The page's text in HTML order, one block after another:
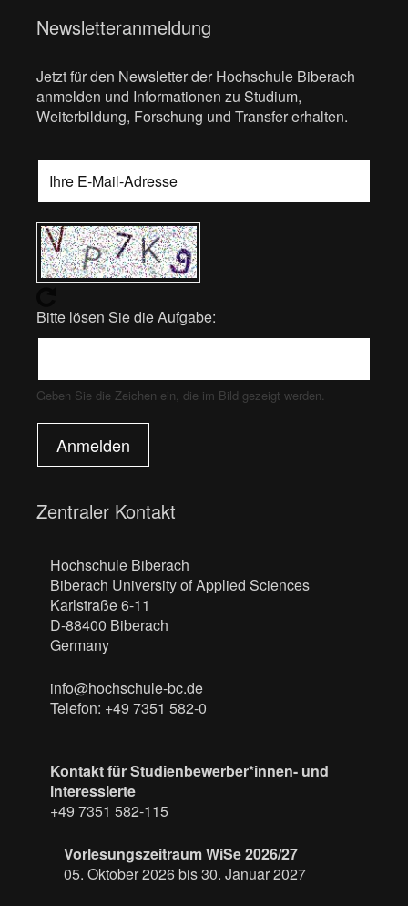
Newsletteranmeldung
Jetzt für den Newsletter der Hochschule Biberach
anmelden und Informationen zu Studium,
Weiterbildung, Forschung und Transfer erhalten.
Bitte lösen Sie die Aufgabe:
Geben Sie die Zeichen ein, die im Bild gezeigt werden.
Anmelden
Zentraler Kontakt
Hochschule Biberach
Biberach University of Applied Sciences
Karlstraße 6-11
D-88400 Biberach
Germany
info@hochschule-bc.de
Telefon: +49 7351 582-0
Kontakt für Studienbewerber*innen- und
interessierte
+49 7351 582-115
Vorlesungszeitraum WiSe 2026/27
05. Oktober 2026 bis 30. Januar 2027